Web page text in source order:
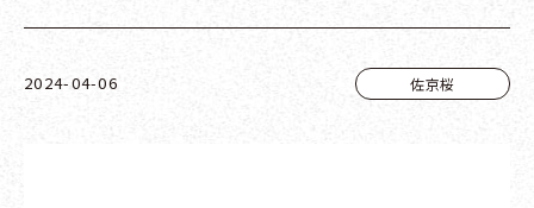
2024-04-06 佐京桜